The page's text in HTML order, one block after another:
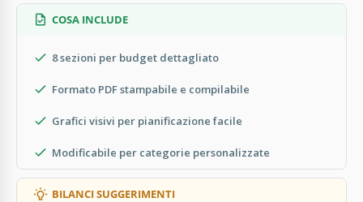
COSA INCLUDE
8 sezioni per budget dettagliato
Formato PDF stampabile e compilabile
Grafici visivi per pianificazione facile
Modificabile per categorie personalizzate
BILANCI SUGGERIMENTI